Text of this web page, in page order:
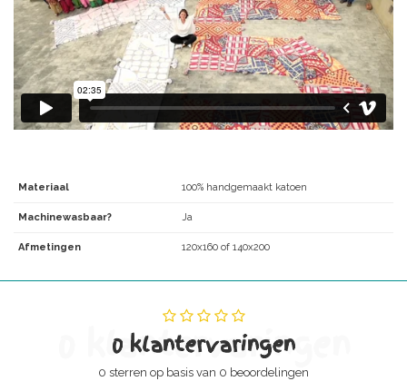
Materiaal 100% handgemaakt katoen
Machinewasbaar? Ja
Afmetingen 120x160 of 140x200
0 klantervaringen
0 klantervaringen
0 sterren op basis van 0 beoordelingen